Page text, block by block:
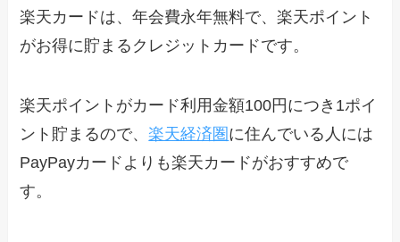
楽天カードは、年会費永年無料で、楽天ポイント
がお得に貯まるクレジットカードです。
楽天ポイントがカード利用金額100円につき1ポイ
ント貯まるので、楽天経済圏 に住んでいる人には
PayPayカードよりも楽天カードがおすすめで
す。